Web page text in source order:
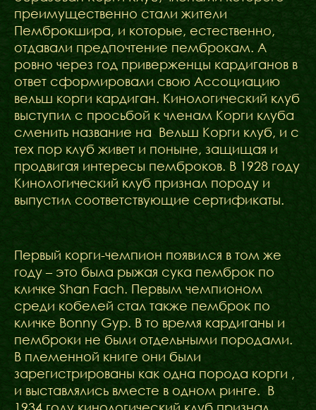
преимущественно стали жители
Пемброкшира, и которые, естественно,
отдавали предпочтение пемброкам. А
ровно через год приверженцы кардиганов в
ответ сформировали свою Ассоциацию
вельш корги кардиган. Кинологический клуб
выступил с просьбой к членам Корги клуба
сменить название на Вельш Корги клуб, и с
тех пор клуб живет и поныне, защищая и
продвигая интересы пемброков. В 1928 году
Кинологический клуб признал породу и
выпустил соответствующие сертификаты.
Первый корги-чемпион появился в том же
году – это была рыжая сука пемброк по
кличке Shan Fach. Первым чемпионом
среди кобелей стал также пемброк по
кличке Bonny Gyp. В то время кардиганы и
пемброки не были отдельными породами.
В племенной книге они были
зарегистрированы как одна порода корги ,
и выставлялись вместе в одном ринге. В